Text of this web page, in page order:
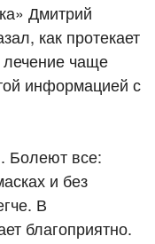
Дмитрий
как протекает
чаще
информацией с
Болеют все:
и без
В
благоприятно.